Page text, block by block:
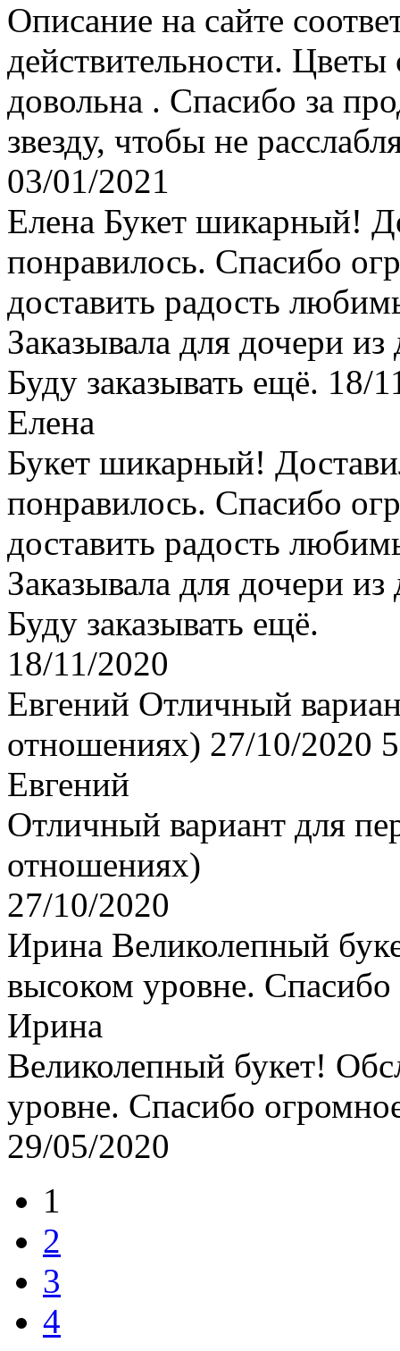
Описание на сайте
действительности.
довольна . Спасибо за
звезду, чтобы не
03/01/2021
Елена Букет шикарный!
понравилось. Спасибо
доставить радость
Заказывала для дочери
Буду заказывать ещё. 18/
Елена
Букет шикарный!
понравилось. Спасибо
доставить радость
Заказывала для дочери
Буду заказывать ещё.
18/11/2020
Евгений Отличный
отношениях) 27/10/2020 5
Евгений
Отличный вариант для
отношениях)
27/10/2020
Ирина Великолепный
высоком уровне.
Ирина
Великолепный букет!
уровне. Спасибо
29/05/2020
1
2
3
4